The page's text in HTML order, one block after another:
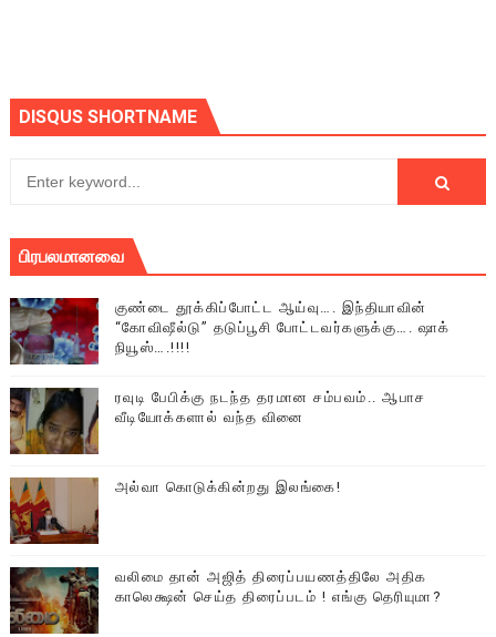
DISQUS SHORTNAME
பிரபலமானவை
குண்டை தூக்கிப்போட்ட ஆய்வு…. இந்தியாவின்
“கோவிஷீல்டு” தடுப்பூசி போட்டவர்களுக்கு…. ஷாக்
நியூஸ்….!!!!
ரவுடி பேபிக்கு நடந்த தரமான சம்பவம்.. ஆபாச
வீடியோக்களால் வந்த வினை
அல்வா கொடுக்கின்றது இலங்கை!
வலிமை தான் அஜித் திரைப்பயணத்திலே அதிக
காலெக்ஷன் செய்த திரைப்படம் ! எங்கு தெரியுமா?